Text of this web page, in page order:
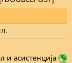
и асистенција